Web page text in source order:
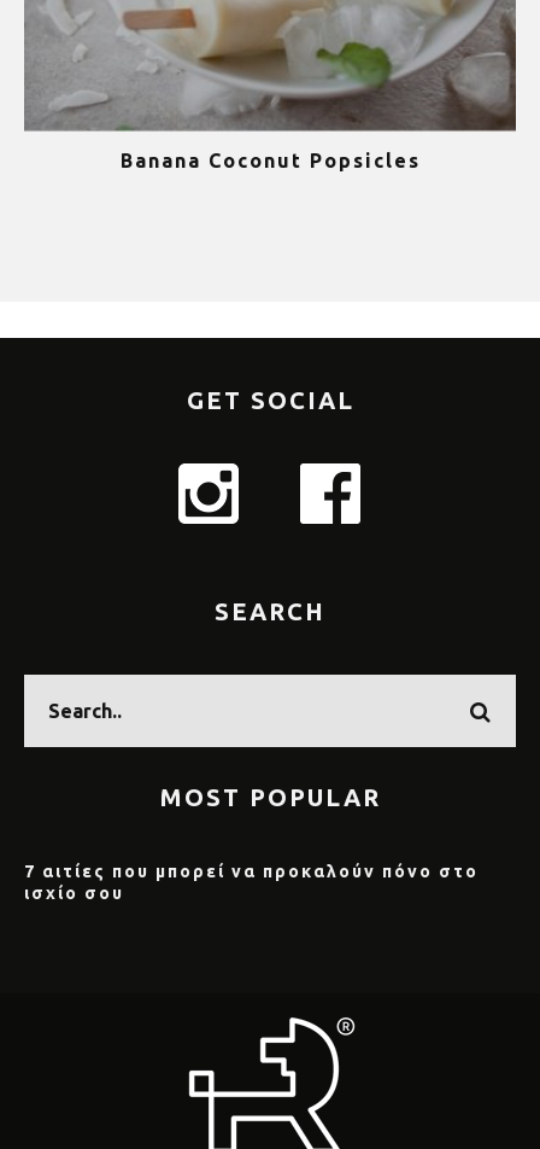
Banana Coconut Popsicles
GET SOCIAL
SEARCH
MOST POPULAR
7 αιτίες που μπορεί να προκαλούν πόνο στο
ισχίο σου